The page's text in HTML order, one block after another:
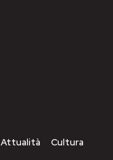
Attualità
Cultura